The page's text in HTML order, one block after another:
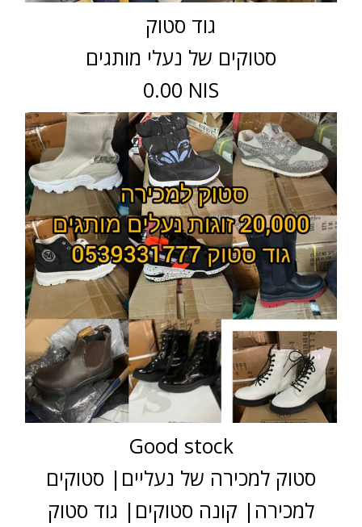
גוד סטוק
סטוקים של נעלי מותגים
0.00 NIS
Good stock
סטוק למכירה של נעליים| סטוקים
למכירה| קונה סטוקים| גוד סטוק